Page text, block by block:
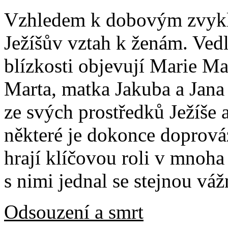
Vzhledem k dobovým
Ježíšův vztah k ženám.
blízkosti objevují Marie
Marta, matka Jakuba a
ze svých prostředků
některé je dokonce
hrají klíčovou roli v mnoha
s nimi jednal se stejnou
Odsouzení a smrt